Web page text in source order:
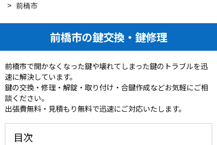
> 前橋市
前橋市の鍵交換・鍵修理
前橋市で開かなくなった鍵や壊れてしまった鍵のトラブルを迅
速に解決しています。
鍵の交換・修理・解錠・取り付け・合鍵作成などお気軽にご相
談ください。
出張費無料・見積もり無料で迅速にご対応いたします。
目次